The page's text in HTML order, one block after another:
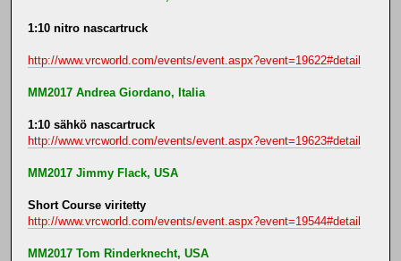
1:10 nitro nascartruck
http://www.vrcworld.com/events/event.aspx?event=19622#detail
MM2017 Andrea Giordano, Italia
1:10 sähkö nascartruck
http://www.vrcworld.com/events/event.aspx?event=19623#detail
MM2017 Jimmy Flack, USA
Short Course viritetty
http://www.vrcworld.com/events/event.aspx?event=19544#detail
MM2017 Tom Rinderknecht, USA